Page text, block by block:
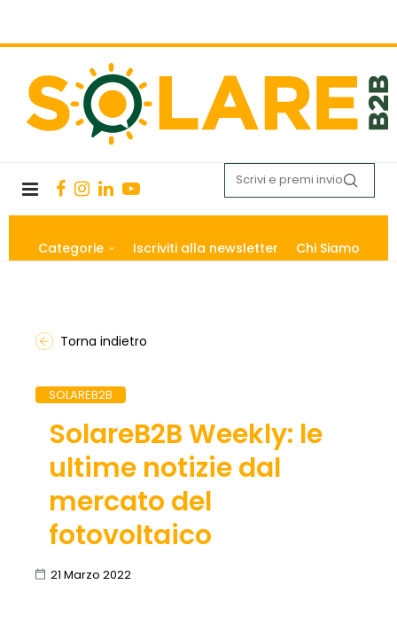
Categorie Iscriviti alla newsletter Chi Siamo
Torna indietro
SOLAREB2B
SolareB2B Weekly: le
ultime notizie dal
mercato del
fotovoltaico
21 Marzo 2022